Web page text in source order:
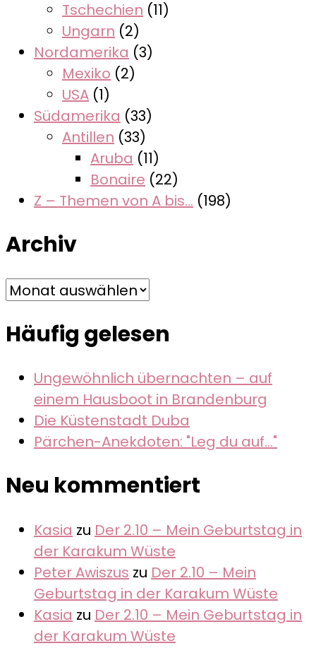
Tschechien (11)
Ungarn (2)
Nordamerika (3)
Mexiko (2)
USA (1)
Südamerika (33)
Antillen (33)
Aruba (11)
Bonaire (22)
Z – Themen von A bis… (198)
Archiv
Archiv
Häufig gelesen
Ungewöhnlich übernachten – auf
einem Hausboot in Brandenburg
Die Küstenstadt Duba
Pärchen-Anekdoten: "Leg du auf..."
Neu kommentiert
Kasia zu Der 2.10 – Mein Geburtstag in
der Karakum Wüste
Peter Awiszus zu Der 2.10 – Mein
Geburtstag in der Karakum Wüste
Kasia zu Der 2.10 – Mein Geburtstag in
der Karakum Wüste